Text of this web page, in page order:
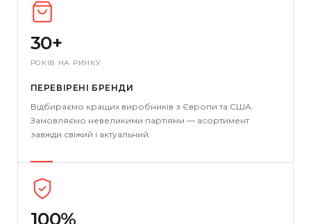
30+
РОКІВ НА РИНКУ
ПЕРЕВІРЕНІ БРЕНДИ
Відбираємо кращих виробників з Європи та США.
Замовляємо невеликими партіями — асортимент
завжди свіжий і актуальний.
100%